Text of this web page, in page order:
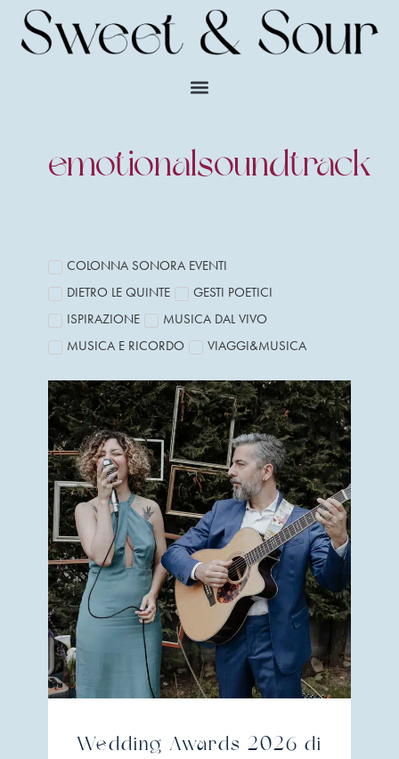
emotionalsoundtrack
COLONNA SONORA EVENTI
DIETRO LE QUINTE
GESTI POETICI
ISPIRAZIONE
MUSICA DAL VIVO
MUSICA E RICORDO
VIAGGI&MUSICA
Wedding Awards 2026 di